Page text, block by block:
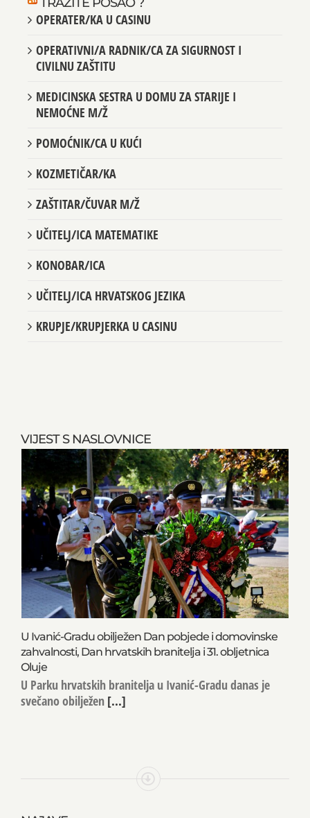
VIJEST S NASLOVNICE
U Ivanić-Gradu obilježen Dan pobjede i domovinske
zahvalnosti, Dan hrvatskih branitelja i 31. obljetnica
Oluje
U Parku hrvatskih branitelja u Ivanić-Gradu danas je
svečano obilježen [...]
OPERATER/KA U CASINU
OPERATIVNI/A RADNIK/CA ZA SIGURNOST I
CIVILNU ZAŠTITU
MEDICINSKA SESTRA U DOMU ZA STARIJE I
NEMOĆNE M/Ž
POMOĆNIK/CA U KUĆI
KOZMETIČAR/KA
ZAŠTITAR/ČUVAR M/Ž
UČITELJ/ICA MATEMATIKE
KONOBAR/ICA
UČITELJ/ICA HRVATSKOG JEZIKA
KRUPJE/KRUPJERKA U CASINU